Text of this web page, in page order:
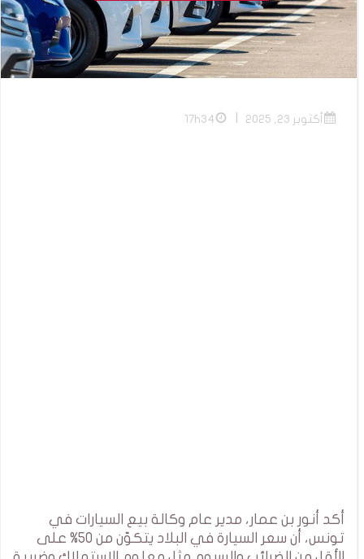
أكتوبر 23, 2025 17h34
أكد أنور بن عمار، مدير عام وكالة بيع السيارات في
تونس، أن سعر السيارة في البلاد يتكوّن من 50% على